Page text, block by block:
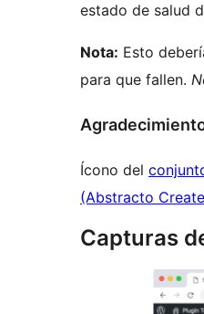
estado de salud
Nota: Esto
para que fallen.
Ícono del
(Abstracto
Capturas